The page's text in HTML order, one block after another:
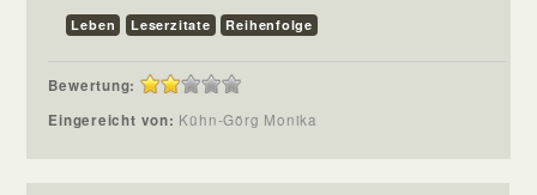
Leben
Leserzitate Reihenfolge
Bewertung:
Eingereicht von: Kühn-Görg Monika